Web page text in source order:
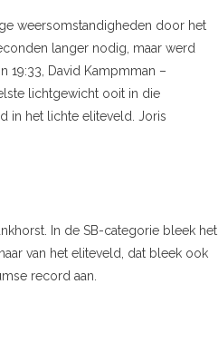
weersomstandigheden door het
langer nodig, maar werd
19:33, David Kampmman –
lichtgewicht ooit in die
in het lichte eliteveld. Joris
In de SB-categorie bleek het
van het eliteveld, dat bleek ook
record aan.